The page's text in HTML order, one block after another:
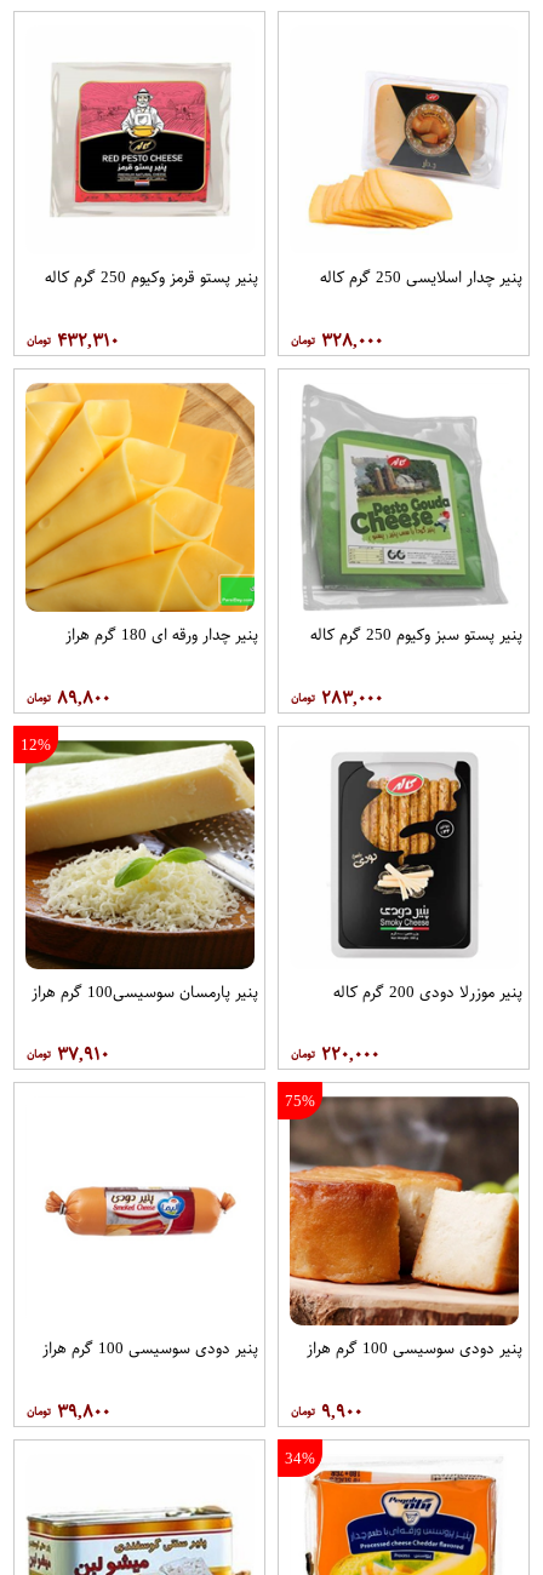
پنیر چدار اسلایسی 250 گرم کاله
۳۲۸,۰۰۰
پنیر پستو قرمز وکیوم 250 گرم کاله
۴۳۲,۳۱۰
پنیر پستو سبز وکیوم 250 گرم کاله
۲۸۳,۰۰۰
پنیر چدار ورقه ای 180 گرم هراز
۸۹,۸۰۰
پنیر موزرلا دودی 200 گرم کاله
۲۲۰,۰۰۰
12%
پنیر پارمسان سوسیسی100 گرم هراز
۳۷,۹۱۰
75%
پنیر دودی سوسیسی 100 گرم هراز
۹,۹۰۰
پنیر دودی سوسیسی 100 گرم هراز
۳۹,۸۰۰
34%